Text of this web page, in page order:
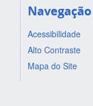
Navegação
Acessibilidade
Alto Contraste
Mapa do Site